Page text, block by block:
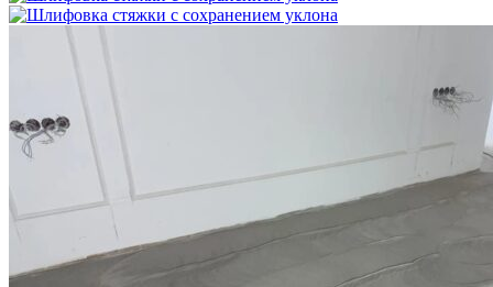
Шлифовка стяжки с сохранением уклона
1 500 ₽